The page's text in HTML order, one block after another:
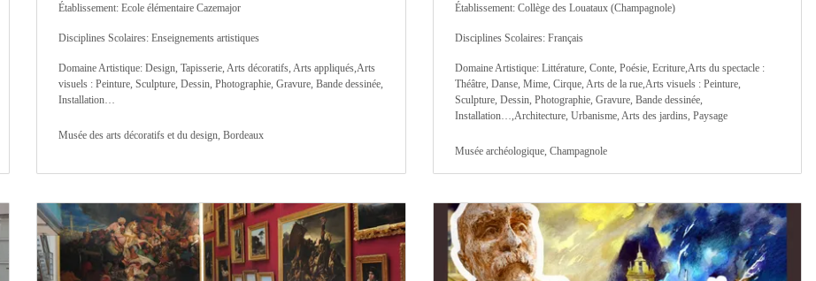
Établissement: Ecole élémentaire Cazemajor
Disciplines Scolaires: Enseignements artistiques
Domaine Artistique: Design, Tapisserie, Arts décoratifs, Arts appliqués,Arts
visuels : Peinture, Sculpture, Dessin, Photographie, Gravure, Bande dessinée,
Installation…
Musée des arts décoratifs et du design, Bordeaux
Établissement: Collège des Louataux (Champagnole)
Disciplines Scolaires: Français
Domaine Artistique: Littérature, Conte, Poésie, Ecriture,Arts du spectacle :
Théâtre, Danse, Mime, Cirque, Arts de la rue,Arts visuels : Peinture,
Sculpture, Dessin, Photographie, Gravure, Bande dessinée,
Installation…,Architecture, Urbanisme, Arts des jardins, Paysage
Musée archéologique, Champagnole